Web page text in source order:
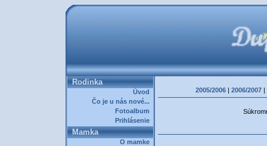
Rodinka
Úvod
Čo je u nás nové...
Fotoalbum
Prihlásenie
Mamka
O mamke
2005/2006 | 2006/2007 |